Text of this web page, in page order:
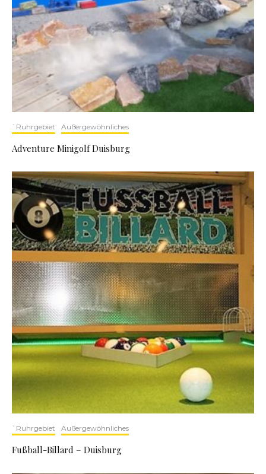
`Ruhrgebiet Außergewöhnliches
Adventure Minigolf Duisburg
`Ruhrgebiet Außergewöhnliches
Fußball-Billard – Duisburg